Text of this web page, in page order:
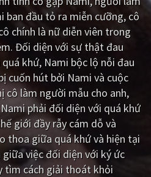
Thể thao
Kỳ ảo
Gia đình
Lịch sử
Tiểu sử
DramaTV
ban đầu tỏ ra miễn cưỡng, cô
chính là nữ diễn viên trong
Đối diện với sự thật đau
khứ, Nami bộc lộ nỗi đau
cuốn hút bởi Nami và cuộc
cô làm người mẫu cho anh,
phải đối diện với quá khứ
giới đầy rẫy cám dỗ và
thoa giữa quá khứ và hiện tại
việc đối diện với ký ức
tìm cách giải thoát khỏi